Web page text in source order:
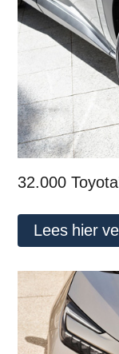
32.000
Lees hier